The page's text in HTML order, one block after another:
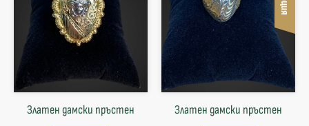
Златен дамски пръстен Златен дамски пръстен